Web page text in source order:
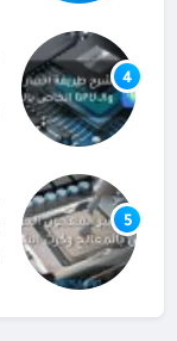
4
5